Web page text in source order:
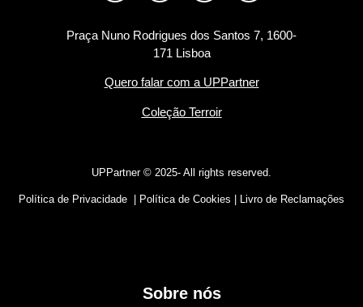
Praça Nuno Rodrigues dos Santos 7, 1600-
171 Lisboa
Quero falar com a UPPartner
Coleção Terroir
UPPartner © 2025- All rights reserved.
Política de Privacidade Política de Cookies Livro de Reclamações
Sobre nós